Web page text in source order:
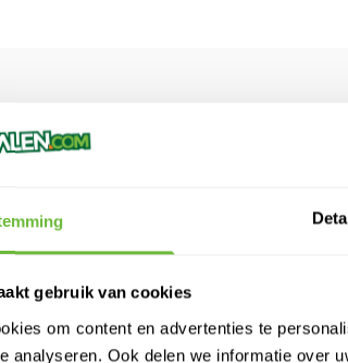
gebruik van cookies
om content en advertenties te
analyseren. Ook delen we informatie over